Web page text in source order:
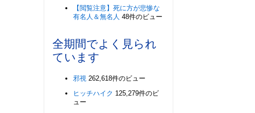
【閲覧注意】死に方が悲惨な
有名人＆無名人 48件のビュー
全期間でよく見られ
ています
邪視 262,618件のビュー
ヒッチハイク 125,279件のビ
ュー